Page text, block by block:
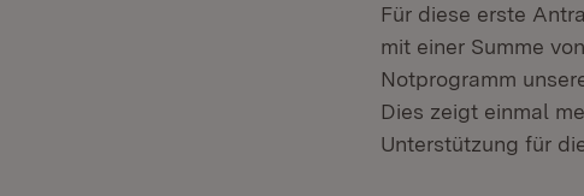
Für diese erste
mit einer Summe
Notprogramm
Dies zeigt einmal
Unterstützung für